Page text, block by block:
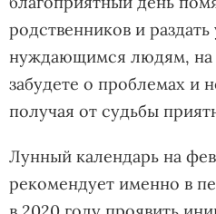
родственников и
нуждающимся людям, на
забудете о проблемах и
получая от судьбы
Лунный календарь на
рекомендует именно в